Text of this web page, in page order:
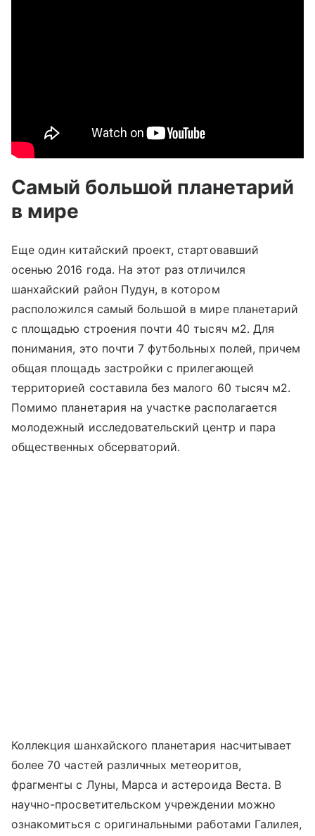
Самый большой планетарий
в мире
Еще один китайский проект, стартовавший
осенью 2016 года. На этот раз отличился
шанхайский район Пудун, в котором
расположился самый большой в мире планетарий
с площадью строения почти 40 тысяч м2. Для
понимания, это почти 7 футбольных полей, причем
общая площадь застройки с прилегающей
территорией составила без малого 60 тысяч м2.
Помимо планетария на участке располагается
молодежный исследовательский центр и пара
общественных обсерваторий.
Коллекция шанхайского планетария насчитывает
более 70 частей различных метеоритов,
фрагменты с Луны, Марса и астероида Веста. В
научно-просветительском учреждении можно
ознакомиться с оригинальными работами Галилея,